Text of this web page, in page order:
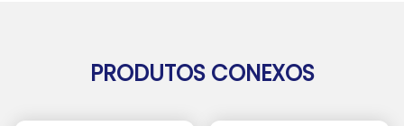
PRODUTOS CONEXOS